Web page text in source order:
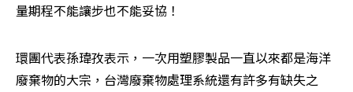
量期程不能讓步也不能妥協！
環團代表孫瑋孜表示，一次用塑膠製品一直以來都是海洋
廢棄物的大宗，台灣廢棄物處理系統還有許多有缺失之